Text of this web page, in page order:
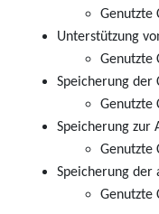
Genutzte
Unterstützung
Genutzte
Speicherung der
Genutzte
Speicherung zur
Genutzte
Speicherung der
Genutzte